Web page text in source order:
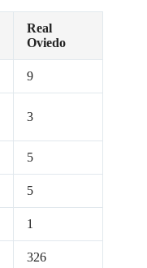
Real
Oviedo
9
3
5
5
1
326